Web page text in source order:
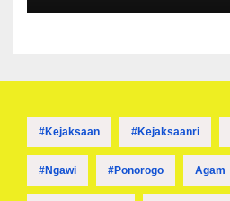
#kejaksaan #kejaksaanri
#ngawi #ponorogo Agam